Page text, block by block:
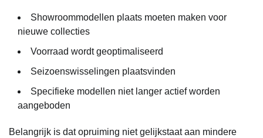
Showroommodellen plaats moeten maken voor
nieuwe collecties
Voorraad wordt geoptimaliseerd
Seizoenswisselingen plaatsvinden
Specifieke modellen niet langer actief worden
aangeboden
Belangrijk is dat opruiming niet gelijkstaat aan mindere